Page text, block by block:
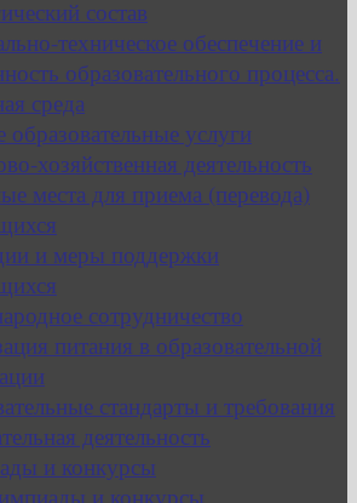
состав
техническое обеспечение и
образовательного процесса.
среда
образовательные услуги
хозяйственная деятельность
места для приема (перевода)
и меры поддержки
сотрудничество
питания в образовательной
стандарты и требования
деятельность
и конкурсы
и конкурсы